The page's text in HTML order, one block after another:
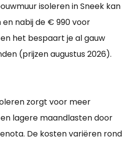
isoleren in Sneek kan
nabij de € 990 voor
het bespaart je al gauw
(prijzen augustus 2026).
zorgt voor meer
lagere maandlasten door
De kosten variëren rond